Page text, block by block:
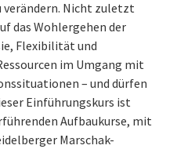
verändern. Nicht zuletzt
das Wohlergehen der
Flexibilität und
im Umgang mit
– und dürfen
Einführungskurs ist
Aufbaukurse, mit
Marschak-